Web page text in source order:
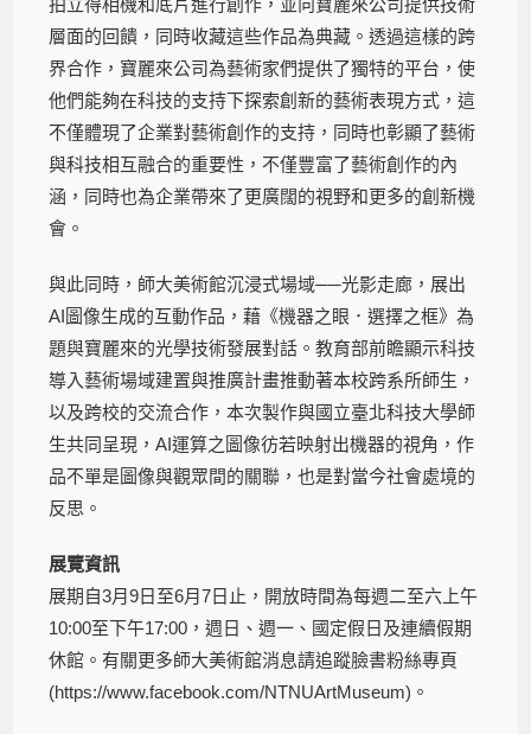
層面的回饋，同時收藏這些作品為典藏。透過這樣的跨
界合作，寶麗來公司為藝術家們提供了獨特的平台，使
他們能夠在科技的支持下探索創新的藝術表現方式，這
不僅體現了企業對藝術創作的支持，同時也彰顯了藝術
與科技相互融合的重要性，不僅豐富了藝術創作的內
涵，同時也為企業帶來了更廣闊的視野和更多的創新機
會。
與此同時，師大美術館沉浸式場域──光影走廊，展出
AI圖像生成的互動作品，藉《機器之眼．選擇之框》為
題與寶麗來的光學技術發展對話。教育部前瞻顯示科技
導入藝術場域建置與推廣計畫推動著本校跨系所師生，
以及跨校的交流合作，本次製作與國立臺北科技大學師
生共同呈現，AI運算之圖像彷若映射出機器的視角，作
品不單是圖像與觀眾間的關聯，也是對當今社會處境的
反思。
展覽資訊
展期自3月9日至6月7日止，開放時間為每週二至六上午
10:00至下午17:00，週日、週一、國定假日及連續假期
休館。有關更多師大美術館消息請追蹤臉書粉絲專頁
(https://www.facebook.com/NTNUArtMuseum)。